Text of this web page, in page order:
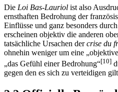
Die Loi Bas-Lauriol ist also
ernsthaften Bedrohung der
Einflüsse und ganz besonders
erscheinen objektiv die anderen
tatsächliche Ursachen dercrise du
ohnehin weniger um eine
„das Gefühl einer Bedrohung“[10]
gegen den es sich zu verteidigen